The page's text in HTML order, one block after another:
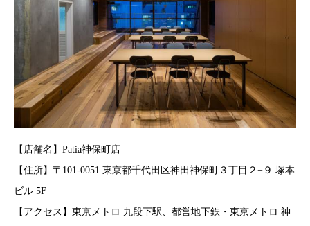
【店舗名】Patia神保町店
【住所】〒101-0051 東京都千代田区神田神保町３丁目２−９ 塚本
ビル 5F
【アクセス】東京メトロ 九段下駅、都営地下鉄・東京メトロ 神